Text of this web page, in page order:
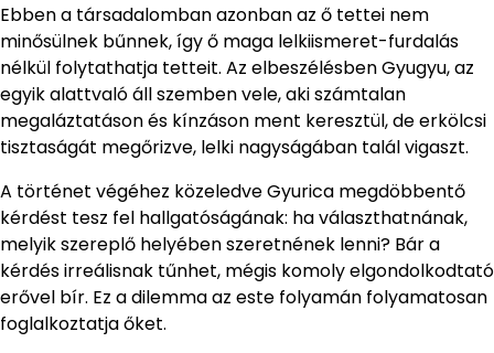
Ebben a társadalomban azonban az ő tettei nem
minősülnek bűnnek, így ő maga lelkiismeret-furdalás
nélkül folytathatja tetteit. Az elbeszélésben Gyugyu, az
egyik alattvaló áll szemben vele, aki számtalan
megaláztatáson és kínzáson ment keresztül, de erkölcsi
tisztaságát megőrizve, lelki nagyságában talál vigaszt.
A történet végéhez közeledve Gyurica megdöbbentő
kérdést tesz fel hallgatóságának: ha választhatnának,
melyik szereplő helyében szeretnének lenni? Bár a
kérdés irreálisnak tűnhet, mégis komoly elgondolkodtató
erővel bír. Ez a dilemma az este folyamán folyamatosan
foglalkoztatja őket.